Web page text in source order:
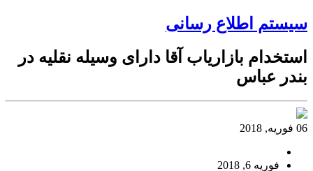
سیستم اطلاع رسانی
استخدام بازاریاب آقا دارای وسیله نقلیه در
بندر عباس
06 فوریه, 2018
فوریه 6, 2018